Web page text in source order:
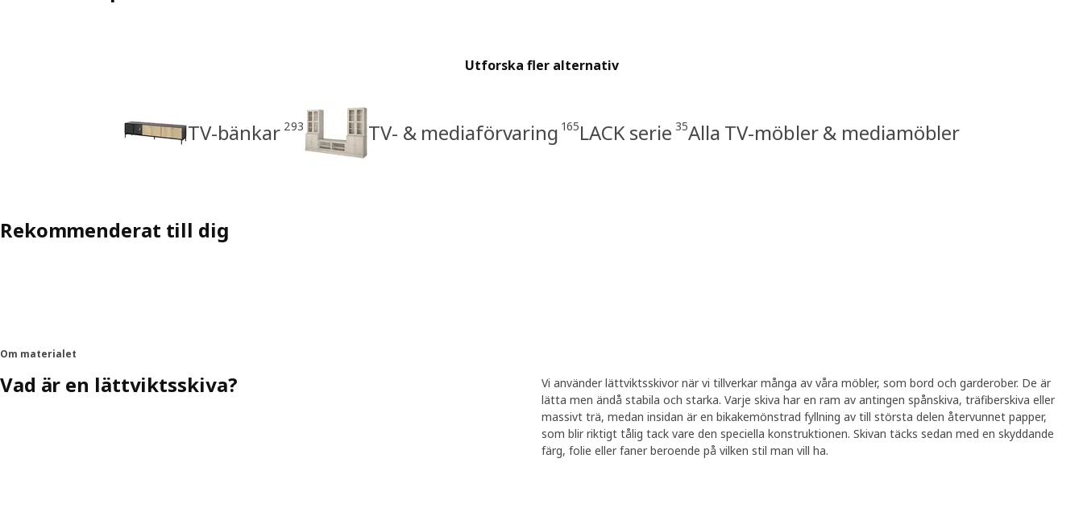
Utforska fler alternativ
TV-bänkar 293 TV- & mediaförvaring 165LACK serie 35Alla TV-möbler & mediamöbler
Rekommenderat till dig
Om materialet
Vad är en lättviktsskiva?
Vi använder lättviktsskivor när vi tillverkar många av våra möbler, som bord och garderober. De är
lätta men ändå stabila och starka. Varje skiva har en ram av antingen spånskiva, träfiberskiva eller
massivt trä, medan insidan är en bikakemönstrad fyllning av till största delen återvunnet papper,
som blir riktigt tålig tack vare den speciella konstruktionen. Skivan täcks sedan med en skyddande
färg, folie eller faner beroende på vilken stil man vill ha.